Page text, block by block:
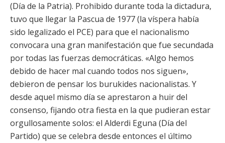
(Día de la Patria). Prohibido durante toda la dictadura,
tuvo que llegar la Pascua de 1977 (la víspera había
sido legalizado el PCE) para que el nacionalismo
convocara una gran manifestación que fue secundada
por todas las fuerzas democráticas. «Algo hemos
debido de hacer mal cuando todos nos siguen»,
debieron de pensar los burukides nacionalistas. Y
desde aquel mismo día se aprestaron a huir del
consenso, fijando otra fiesta en la que pudieran estar
orgullosamente solos: el Alderdi Eguna (Día del
Partido) que se celebra desde entonces el último